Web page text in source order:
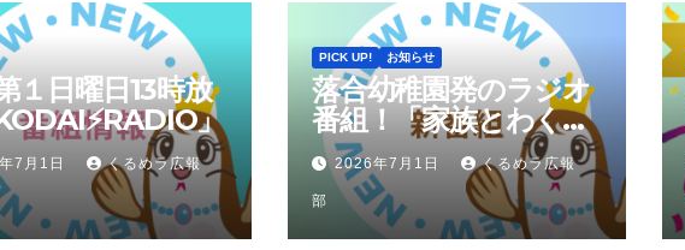
１日曜日13時放
」
7月1日 くるめラ広報
PICK UP! お知らせ
落合幼稚園発のラジオ
番組！「家族とわくわ
くトークTIME」
2026年7月1日 くるめラ広報
部